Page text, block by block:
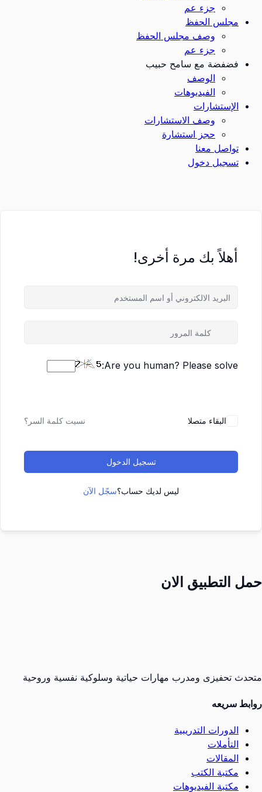
جزء عم
مجلس الحفظ
وصف مجلس الحفظ
جزء عم
فضفضة مع سامح حبيب
الوصف
الفيديوهات
الإستشارات
وصف الاستشارات
حجز استشارة
تواصل معنا
تسجيل دخول
أهلاً بك مرة أخرى!
Are you human? Please solve:
البقاء متصلا نسيت كلمة السر؟
تسجيل الدخول
ليس لديك حساب؟سجّل الآن
حمل التطبيق الان
متحدث تحفيزى ومدرب مهارات حياتية وسلوكية نفسية وروحية
روابط سريعه
الدورات التدريبية
التأملات
المقالات
مكتبة الكتب
مكتبة الفيديوهات